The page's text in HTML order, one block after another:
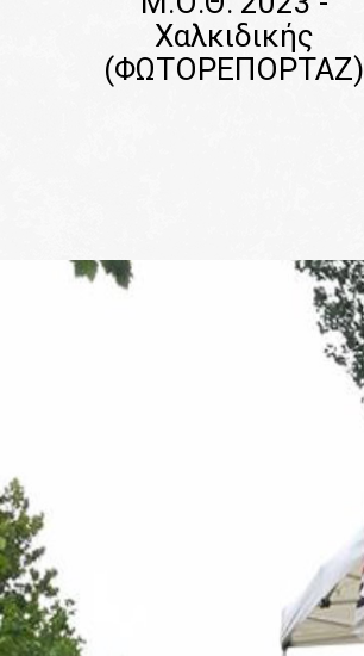
Χαλκιδικής
(ΦΩΤΟΡΕΠΟΡΤΑΖ)